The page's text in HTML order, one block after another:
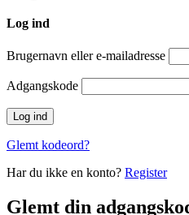
Log ind
Brugernavn eller e-mailadresse
Adgangskode
Glemt kodeord?
Har du ikke en konto? Register
Glemt din